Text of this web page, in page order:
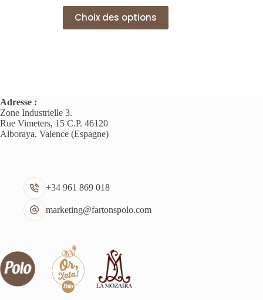
Choix des options
produit
a
Adresse :
Zone Industrielle 3.
Rue Vimeters, 15 C.P. 46120
Alboraya, Valence (Espagne)
+34 961 869 018
marketing@fartonspolo.com